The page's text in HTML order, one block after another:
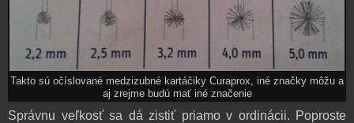
Takto sú očíslované medzizubné kartáčiky Curaprox, iné značky môžu a
aj zrejme budú mať iné značenie
Správnu veľkosť sa dá zistiť priamo v ordinácii. Poproste